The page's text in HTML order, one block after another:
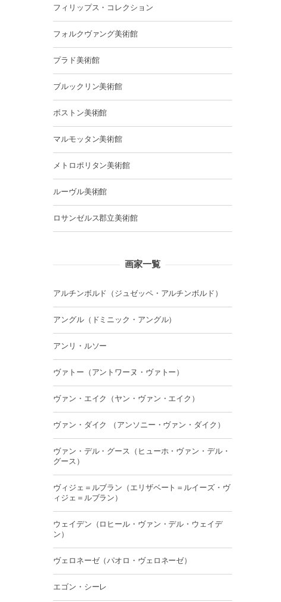
フィリップス・コレクション
フォルクヴァング美術館
プラド美術館
ブルックリン美術館
ボストン美術館
マルモッタン美術館
メトロポリタン美術館
ルーヴル美術館
ロサンゼルス郡立美術館
画家一覧
アルチンボルド（ジュゼッペ・アルチンボルド）
アングル（ドミニック・アングル）
アンリ・ルソー
ヴァトー（アントワーヌ・ヴァトー）
ヴァン・エイク（ヤン・ヴァン・エイク）
ヴァン・ダイク （アンソニー・ヴァン・ダイク）
ヴァン・デル・グース（ヒューホ・ヴァン・デル・
グース）
ヴィジェ＝ルブラン（エリザベート＝ルイーズ・ヴ
ィジェ＝ルブラン）
ウェイデン（ロヒール・ヴァン・デル・ウェイデ
ン）
ヴェロネーゼ（パオロ・ヴェロネーゼ）
エゴン・シーレ